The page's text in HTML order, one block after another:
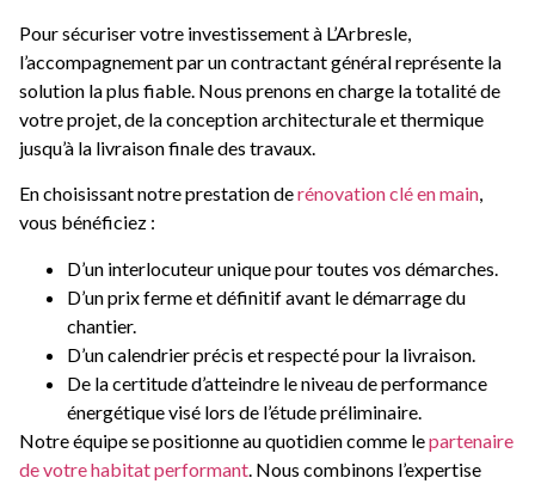
Pour sécuriser votre investissement à L’Arbresle,
l’accompagnement par un contractant général représente la
solution la plus fiable. Nous prenons en charge la totalité de
votre projet, de la conception architecturale et thermique
jusqu’à la livraison finale des travaux.
En choisissant notre prestation derénovation clé en main,
vous bénéficiez :
D’un interlocuteur unique pour toutes vos démarches.
D’un prix ferme et définitif avant le démarrage du
chantier.
D’un calendrier précis et respecté pour la livraison.
De la certitude d’atteindre le niveau de performance
énergétique visé lors de l’étude préliminaire.
Notre équipe se positionne au quotidien comme lepartenaire
de votre habitat performant. Nous combinons l’expertise